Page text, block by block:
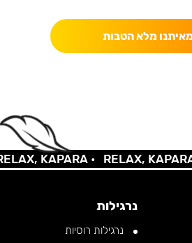
מלא הטבות
KAPARA • RELAX, KAPARA •
נרגילות
נרגילות רוסיות